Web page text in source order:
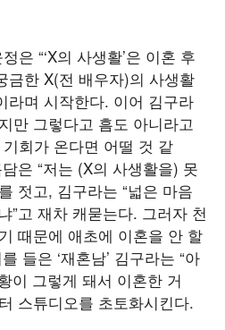
은 “‘X의 사생활’은 이혼 후
금한 X(전 배우자)의 사생활
라며 시작한다. 이어 김구라
만 그렇다고 흠도 아니라고
회가 온다면 어떨 것 같
은 “저는 (X의 사생활을) 못
젓고, 김구라는 “넓은 마음
”고 재차 캐묻는다. 그러자 천
때문에 애초에 이혼을 안 할
들은 ‘재혼남’ 김구라는 “아
이 그렇게 돼서 이혼한 거
스튜디오를 초토화시킨다.